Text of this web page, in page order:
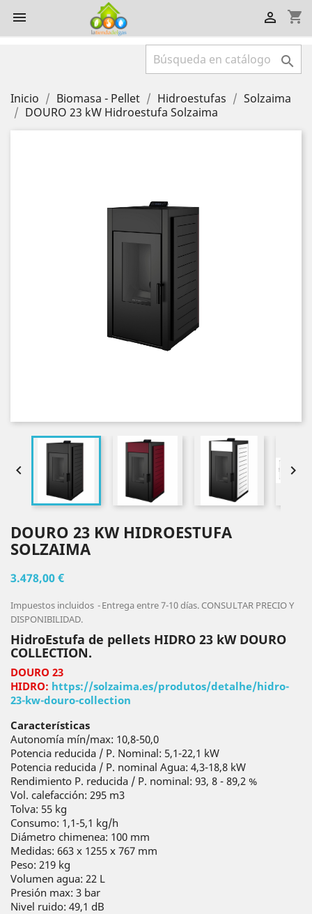
 shopping_cart


Inicio Biomasa - Pellet Hidroestufas
Solzaima
DOURO 23 kW Hidroestufa Solzaima
 
DOURO 23 KW HIDROESTUFA
SOLZAIMA
3.478,00 €
Impuestos incluidos
Entrega entre 7-10 días. CONSULTAR PRECIO Y
DISPONIBILIDAD.
HidroEstufa de pellets HIDRO 23 kW DOURO
COLLECTION.
DOURO 23
HIDRO: https://solzaima.es/produtos/detalhe/hidro-
23-kw-douro-collection
Características
Autonomía mín/max: 10,8-50,0
Potencia reducida / P. Nominal: 5,1-22,1 kW
Potencia reducida / P. nominal Agua: 4,3-18,8 kW
Rendimiento P. reducida / P. nominal: 93, 8 - 89,2 %
Vol. calefacción: 295 m3
Tolva: 55 kg
Consumo: 1,1-5,1 kg/h
Diámetro chimenea: 100 mm
Medidas: 663 x 1255 x 767 mm
Peso: 219 kg
Volumen agua: 22 L
Presión max: 3 bar
Nivel ruido: 49,1 dB